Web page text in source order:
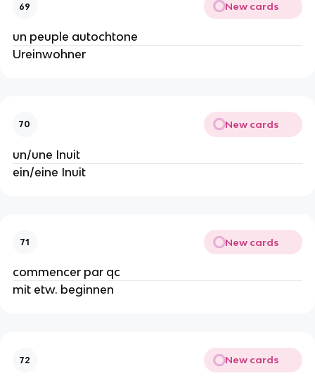
69 New cards
un peuple autochtone
Ureinwohner
70 New cards
un/une Inuit
ein/eine Inuit
71 New cards
commencer par qc
mit etw. beginnen
72 New cards